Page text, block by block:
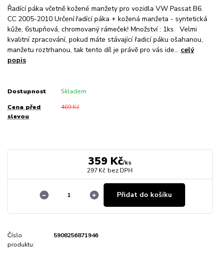
Řadící páka včetně kožené manžety pro vozidla VW Passat B6.
CC 2005-2010 Určení:řadící páka + kožená manžeta - syntetická
kůže, 6stupňová, chromovaný rámeček! Množství : 1ks Velmi
kvalitní zpracování, pokud máte stávající řadicí páku ošahanou,
manžetu roztrhanou, tak tento díl je právě pro vás ide... celý
popis
Dostupnost Skladem
Cena před
slevou
469 Kč
359 Kč/ks
297 Kč bez DPH
Přidat do košíku
Číslo
produktu:
5908256871946